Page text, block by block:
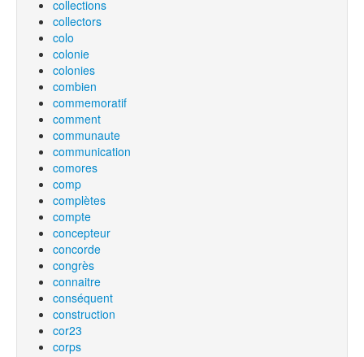
collections
collectors
colo
colonie
colonies
combien
commemoratif
comment
communaute
communication
comores
comp
complètes
compte
concepteur
concorde
congrès
connaitre
conséquent
construction
cor23
corps